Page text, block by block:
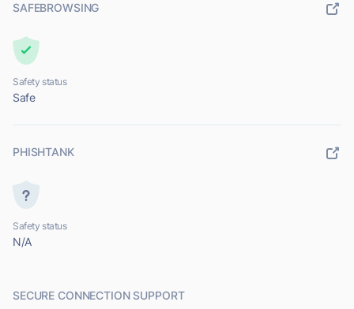
SAFEBROWSING
Safety status
Safe
PHISHTANK
Safety status
N/A
SECURE CONNECTION SUPPORT